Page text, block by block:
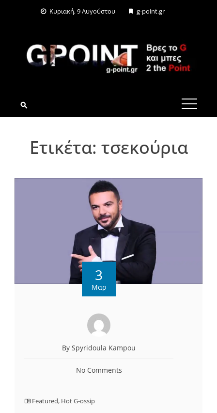
Κυριακή, 9 Αυγούστου g-point.gr
G-POINT.GR
Ετικέτα: τσεκούρια
3
Μαρ
By Spyridoula Kampou
No Comments
Featured, Hot G-ossip